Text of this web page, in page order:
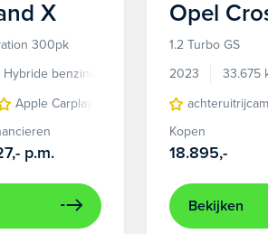
X
300pk
Hybride benzine
Automaat
Apple Carplay/Android Auto Comfort-
p.m.
Opel
1.2 Turbo GS
2023
33.675
Kopen
18.895,-
Bekijken